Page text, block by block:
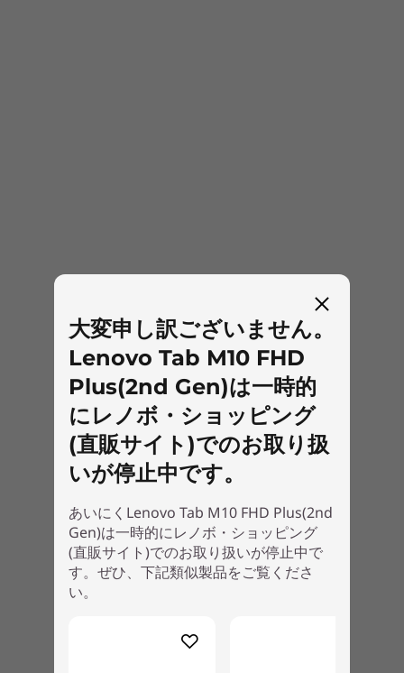
大変申し訳ございません。
Lenovo Tab M10 FHD
Plus(2nd Gen)は一時的
にレノボ・ショッピング
(直販サイト)でのお取り扱
いが停止中です。
あいにくLenovo Tab M10 FHD Plus(2nd
Gen)は一時的にレノボ・ショッピング
(直販サイト)でのお取り扱いが停止中で
す。ぜひ、下記類似製品をご覧くださ
い。